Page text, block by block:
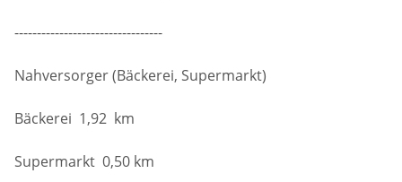
---------------------------------
Nahversorger (Bäckerei, Supermarkt)
Bäckerei 1,92 km
Supermarkt 0,50 km